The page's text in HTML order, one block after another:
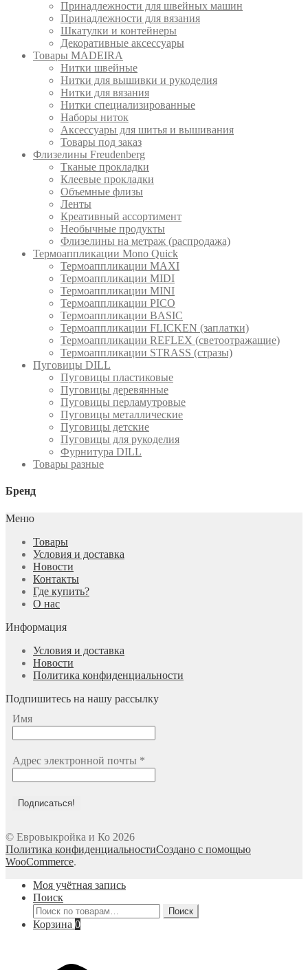
Принадлежности для швейных машин
Принадлежности для вязания
Шкатулки и контейнеры
Декоративные аксессуары
Товары MADEIRA
Нитки швейные
Нитки для вышивки и рукоделия
Нитки для вязания
Нитки специализированные
Наборы ниток
Аксессуары для шитья и вышивания
Товары под заказ
Флизелины Freudenberg
Тканые прокладки
Клеевые прокладки
Объемные флизы
Ленты
Креативный ассортимент
Необычные продукты
Флизелины на метраж (распродажа)
Термоаппликации Mono Quick
Термоаппликации MAXI
Термоаппликации MIDI
Термоаппликации MINI
Термоаппликации PICO
Термоаппликации BASIC
Термоаппликации FLICKEN (заплатки)
Термоаппликации REFLEX (светоотражащие)
Термоаппликации STRASS (стразы)
Пуговицы DILL
Пуговицы пластиковые
Пуговицы деревянные
Пуговицы перламутровые
Пуговицы металлические
Пуговицы детские
Пуговицы для рукоделия
Фурнитура DILL
Товары разные
Бренд
Меню
Товары
Условия и доставка
Новости
Контакты
Где купить?
О нас
Информация
Условия и доставка
Новости
Политика конфиденциальности
Подпишитесь на нашу рассылку
Имя
Адрес электронной почты *
© Евровыкройка и Ко 2026
Политика конфиденциальностиСоздано с помощью
WooCommerce.
Моя учётная запись
Поиск
Искать:
Поиск
Корзина 0